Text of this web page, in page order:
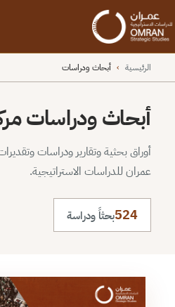
الرئيسية › أبحاث ودراسات
أبحاث ودراسات
أوراق بحثية وتقارير ودراسات
عمران للدراسات الاستراتيجية.
524بحثاً ودراسة